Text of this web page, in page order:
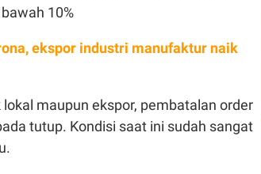
10%
ekspor industri manufaktur naik
maupun ekspor, pembatalan order
tutup. Kondisi saat ini sudah sangat